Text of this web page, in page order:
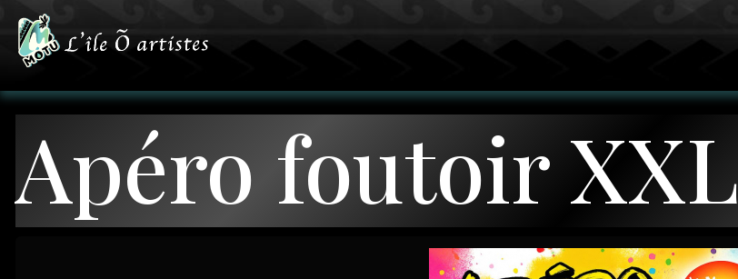
Apéro foutoir XXL